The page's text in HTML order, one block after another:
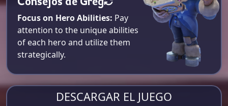
Focus on Hero Abilities: Pay
attention to the unique abilities
of each hero and utilize them
strategically.
DESCARGAR EL JUEGO